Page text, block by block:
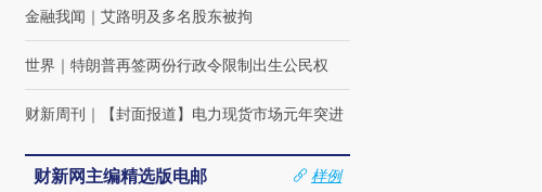
金融我闻 ｜ 艾路明及多名股东被拘
世界 ｜ 特朗普再签两份行政令限制出生公民权
财新周刊 ｜ 【封面报道】电力现货市场元年突进
财新网主编精选版电邮
样例